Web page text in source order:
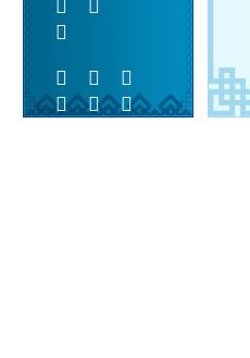
  